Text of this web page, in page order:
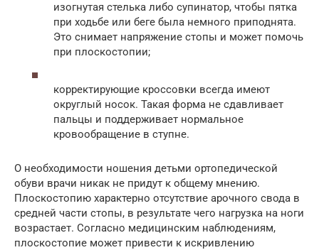
изогнутая стелька либо супинатор, чтобы пятка
при ходьбе или беге была немного приподнята.
Это снимает напряжение стопы и может помочь
при плоскостопии;
корректирующие кроссовки всегда имеют
округлый носок. Такая форма не сдавливает
пальцы и поддерживает нормальное
кровообращение в ступне.
О необходимости ношения детьми ортопедической
обуви врачи никак не придут к общему мнению.
Плоскостопию характерно отсутствие арочного свода в
средней части стопы, в результате чего нагрузка на ноги
возрастает. Согласно медицинским наблюдениям,
плоскостопие может привести к искривлению